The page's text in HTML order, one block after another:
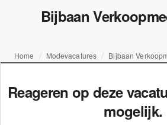
Bijbaan
Home Modevacatures Bijbaan
Reageren op deze
mogelijk.